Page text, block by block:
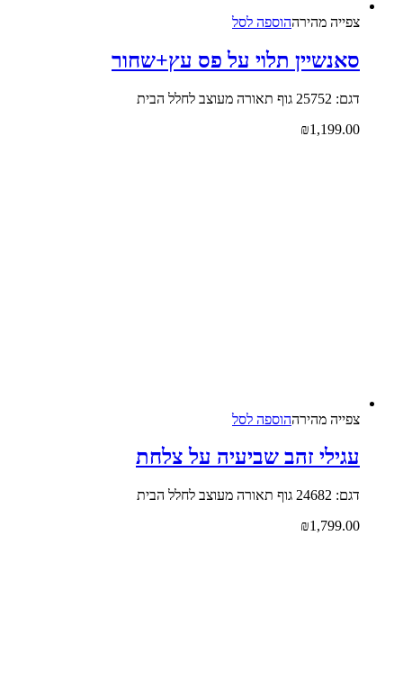
צפייה‬ ‫מהירה‬הוספה לסל
סאנשיין תלוי על פס עץ+שחור
דגם: 25752 גוף תאורה מעוצב לחלל הבית
₪1,199.00
צפייה‬ ‫מהירה‬הוספה לסל
עגילי זהב שביעיה על צלחת
דגם: 24682 גוף תאורה מעוצב לחלל הבית
₪1,799.00